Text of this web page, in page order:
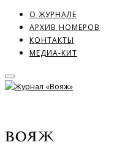
О ЖУРНАЛЕ
АРХИВ НОМЕРОВ
КОНТАКТЫ
МЕДИА-КИТ